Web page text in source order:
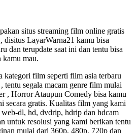
situs streaming film online gratis
LayarWarna21 kamu bisa
dan terupdate saat ini dan tentu bisa
kamu mau.
kategori film seperti film asia terbaru
tentu segala macam genre film mulai
, Horror Ataupun Comedy bisa kamu
secara gratis. Kualitas film yang kami
dl, hd, dvdrip, hdrip dan hdcam
untuk resolusi yang kami berikan tentu
mulai dari 360p, 480p, 720p dan